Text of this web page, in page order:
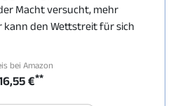
Macht versucht, mehr
kann den Wettstreit für sich
bei Amazon
€**